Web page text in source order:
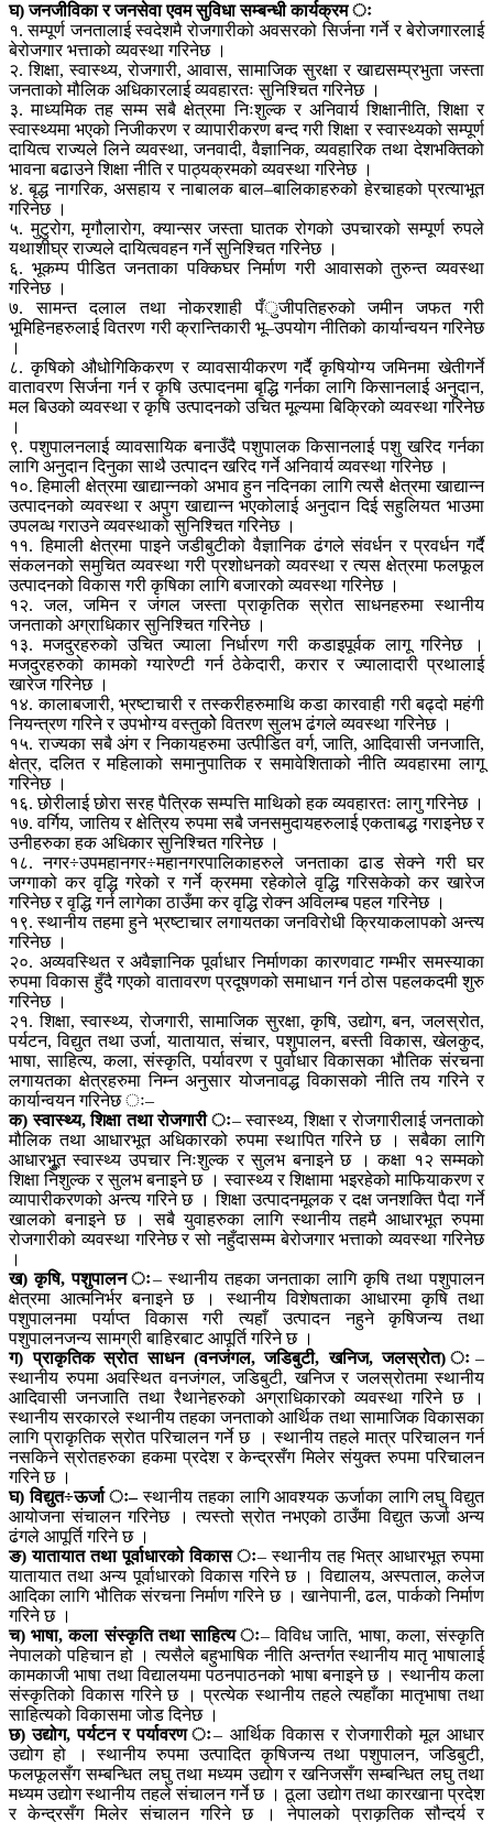
घ) जनजीविका र जनसेवा एवम सुविधा सम्बन्धी कार्यक्रम ः
१. सम्पूर्ण जनतालाई स्वदेशमै रोजगारीको अवसरको सिर्जना गर्ने र बेरोजगारलाई
बेरोजगार भत्ताको व्यवस्था गरिनेछ ।
२. शिक्षा, स्वास्थ्य, रोजगारी, आवास, सामाजिक सुरक्षा र खाद्यसम्प्रभुता जस्ता
जनताको मौलिक अधिकारलाई व्यवहारतः सुनिश्चित गरिनेछ ।
३. माध्यमिक तह सम्म सबै क्षेत्रमा निःशुल्क र अनिवार्य शिक्षानीति, शिक्षा र
स्वास्थ्यमा भएको निजीकरण र व्यापारीकरण बन्द गरी शिक्षा र स्वास्थ्यको सम्पूर्ण
दायित्व राज्यले लिने व्यवस्था, जनवादी, वैज्ञानिक, व्यवहारिक तथा देशभक्तिको
भावना बढाउने शिक्षा नीति र पाठ्यक्रमको व्यवस्था गरिनेछ ।
४. बृद्ध नागरिक, असहाय र नाबालक बाल–बालिकाहरुको हेरचाहको प्रत्याभूत
गरिनेछ ।
५. मुटुरोग, मृगौलारोग, क्यान्सर जस्ता घातक रोगको उपचारको सम्पूर्ण रुपले
यथाशीघ्र राज्यले दायित्ववहन गर्ने सुनिश्चित गरिनेछ ।
६. भूकम्प पीडित जनताका पक्किघर निर्माण गरी आवासको तुरुन्त व्यवस्था
गरिनेछ ।
७. सामन्त दलाल तथा नोकरशाही पँुजीपतिहरुको जमीन जफत गरी
भूमिहिनहरुलाई वितरण गरी क्रान्तिकारी भू–उपयोग नीतिको कार्यान्वयन गरिनेछ
।
८. कृषिको औधोगिकिकरण र व्यावसायीकरण गर्दै कृषियोग्य जमिनमा खेतीगर्ने
वातावरण सिर्जना गर्न र कृषि उत्पादनमा बृद्धि गर्नका लागि किसानलाई अनुदान,
मल बिउको व्यवस्था र कृषि उत्पादनको उचित मूल्यमा बिक्रिको व्यवस्था गरिनेछ
।
९. पशुपालनलाई व्यावसायिक बनाउँदै पशुपालक किसानलाई पशु खरिद गर्नका
लागि अनुदान दिनुका साथै उत्पादन खरिद गर्ने अनिवार्य व्यवस्था गरिनेछ ।
१०. हिमाली क्षेत्रमा खाद्यान्नको अभाव हुन नदिनका लागि त्यसै क्षेत्रमा खाद्यान्न
उत्पादनको व्यवस्था र अपुग खाद्यान्न भएकोलाई अनुदान दिई सहुलियत भाउमा
उपलव्ध गराउने व्यवस्थाको सुनिश्चित गरिनेछ ।
११. हिमाली क्षेत्रमा पाइने जडीबुटीको वैज्ञानिक ढंगले संवर्धन र प्रवर्धन गर्दै
संकलनको समुचित व्यवस्था गरी प्रशोधनको व्यवस्था र त्यस क्षेत्रमा फलफूल
उत्पादनको विकास गरी कृषिका लागि बजारको व्यवस्था गरिनेछ ।
१२. जल, जमिन र जंगल जस्ता प्राकृतिक स्रोत साधनहरुमा स्थानीय
जनताको अग्राधिकार सुनिश्चित गरिनेछ ।
१३. मजदुरहरुको उचित ज्याला निर्धारण गरी कडाइपूर्वक लागू गरिनेछ ।
मजदुरहरुको कामको ग्यारेण्टी गर्न ठेकेदारी, करार र ज्यालादारी प्रथालाई
खारेज गरिनेछ ।
१४. कालाबजारी, भ्रष्टाचारी र तस्करीहरुमाथि कडा कारवाही गरी बढ्दो महंगी
नियन्त्रण गरिने र उपभोग्य वस्तुकोे वितरण सुलभ ढंगले व्यवस्था गरिनेछ ।
१५. राज्यका सबै अंग र निकायहरुमा उत्पीडित वर्ग, जाति, आदिवासी जनजाति,
क्षेत्र, दलित र महिलाको समानुपातिक र समावेशिताको नीति व्यवहारमा लागू
गरिनेछ ।
१६. छोरीलाई छोरा सरह पैत्रिक सम्पत्ति माथिको हक व्यवहारतः लागु गरिनेछ ।
१७. वर्गिय, जातिय र क्षेत्रिय रुपमा सबै जनसमुदायहरुलाई एकताबद्ध गराइनेछ र
उनीहरुका हक अधिकार सुनिश्चित गरिनेछ ।
१८. नगर÷उपमहानगर÷महानगरपालिकाहरुले जनताका ढाड सेक्ने गरी घर
जग्गाको कर वृद्धि गरेको र गर्ने क्रममा रहेकोले वृद्धि गरिसकेको कर खारेज
गरिनेछ र वृद्धि गर्न लागेका ठाउँमा कर वृद्धि रोक्न अविलम्ब पहल गरिनेछ ।
१९. स्थानीय तहमा हुने भ्रष्टाचार लगायतका जनविरोधी क्रियाकलापको अन्त्य
गरिनेछ ।
२०. अव्यवस्थित र अवैज्ञानिक पूर्वाधार निर्माणका कारणवाट गम्भीर समस्याका
रुपमा विकास हुँदै गएको वातावरण प्रदूषणको समाधान गर्न ठोस पहलकदमी शुरु
गरिनेछ ।
२१. शिक्षा, स्वास्थ्य, रोजगारी, सामाजिक सुरक्षा, कृषि, उद्योग, बन, जलस्रोत,
पर्यटन, विद्युत तथा उर्जा, यातायात, संचार, पशुपालन, बस्ती विकास, खेलकुद,
भाषा, साहित्य, कला, संस्कृति, पर्यावरण र पुर्वाधार विकासका भौतिक संरचना
लगायतका क्षेत्रहरुमा निम्न अनुसार योजनावद्ध विकासको नीति तय गरिने र
कार्यान्वयन गरिनेछ ः–
क) स्वास्थ्य, शिक्षा तथा रोजगारी ः– स्वास्थ्य, शिक्षा र रोजगारीलाई जनताको
मौलिक तथा आधारभूत अधिकारको रुपमा स्थापित गरिने छ । सबैका लागि
आधारभुूत स्वास्थ्य उपचार निःशुल्क र सुलभ बनाइने छ । कक्षा १२ सम्मको
शिक्षा निशुल्क र सुलभ बनाइने छ । स्वास्थ्य र शिक्षामा भइरहेको माफियाकरण र
व्यापारीकरणको अन्त्य गरिने छ । शिक्षा उत्पादनमूलक र दक्ष जनशक्ति पैदा गर्ने
खालको बनाइने छ । सबै युवाहरुका लागि स्थानीय तहमै आधारभूत रुपमा
रोजगारीको व्यवस्था गरिनेछ र सो नहुँदासम्म बेरोजगार भत्ताको व्यवस्था गरिनेछ
।
ख) कृषि, पशुपालन ः– स्थानीय तहका जनताका लागि कृषि तथा पशुपालन
क्षेत्रमा आत्मनिर्भर बनाइने छ । स्थानीय विशेषताका आधारमा कृषि तथा
पशुपालनमा पर्याप्त विकास गरी त्यहाँ उत्पादन नहुने कृषिजन्य तथा
पशुपालनजन्य सामग्री बाहिरबाट आपूर्ति गरिने छ ।
ग) प्राकृतिक स्रोत साधन (वनजंगल, जडिबुटी, खनिज, जलस्रोत) ः –
स्थानीय रुपमा अवस्थित वनजंगल, जडिबुटी, खनिज र जलस्रोतमा स्थानीय
आदिवासी जनजाति तथा रैथानेहरुको अग्राधिकारको व्यवस्था गरिने छ ।
स्थानीय सरकारले स्थानीय तहका जनताको आर्थिक तथा सामाजिक विकासका
लागि प्राकृतिक स्रोत परिचालन गर्ने छ । स्थानीय तहले मात्र परिचालन गर्न
नसकिने स्रोतहरुका हकमा प्रदेश र केन्द्रसँग मिलेर संयुक्त रुपमा परिचालन
गरिने छ ।
घ) विद्युत÷ऊर्जा ः–स्थानीय तहका लागि आवश्यक ऊर्जाका लागि लघु विद्युत
आयोजना संचालन गरिनेछ । त्यस्तो स्रोत नभएको ठाउँमा विद्युत ऊर्जा अन्य
ढंगले आपूर्ति गरिने छ ।
ङ) यातायात तथा पूर्वाधारको विकास ः– स्थानीय तह भित्र आधारभूत रुपमा
यातायात तथा अन्य पूर्वाधारको विकास गरिने छ । विद्यालय, अस्पताल, कलेज
आदिका लागि भौतिक संरचना निर्माण गरिने छ । खानेपानी, ढल, पार्कको निर्माण
गरिने छ ।
च) भाषा, कला संस्कृति तथा साहित्य ः– विविध जाति, भाषा, कला, संस्कृति
नेपालको पहिचान हो । त्यसैले बहुभाषिक नीति अन्तर्गत स्थानीय मातृ भाषालाई
कामकाजी भाषा तथा विद्यालयमा पठनपाठनको भाषा बनाइने छ । स्थानीय कला
संस्कृतिको विकास गरिने छ । प्रत्येक स्थानीय तहले त्यहाँका मातृभाषा तथा
साहित्यको विकासमा जोड दिनेछ ।
छ) उद्योग, पर्यटन र पर्यावरण ः– आर्थिक विकास र रोजगारीको मूल आधार
उद्योग हो । स्थानीय रुपमा उत्पादित कृषिजन्य तथा पशुपालन, जडिबुटी,
फलफूलसँग सम्बन्धित लघु तथा मध्यम उद्योग र खनिजसँग सम्बन्धित लघु तथा
मध्यम उद्योग स्थानीय तहले संचालन गर्ने छ । ठूला उद्योग तथा कारखाना प्रदेश
र केन्द्रसँग मिलेर संचालन गरिने छ । नेपालको प्राकृतिक सौन्दर्य र